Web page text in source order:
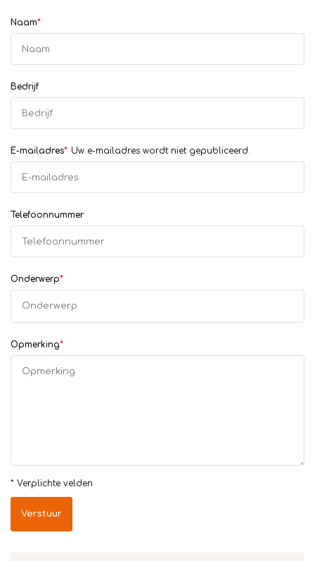
Naam*
Bedrijf
E-mailadres* Uw e-mailadres wordt niet gepubliceerd.
Telefoonnummer
Onderwerp*
Opmerking*
* Verplichte velden
Verstuur